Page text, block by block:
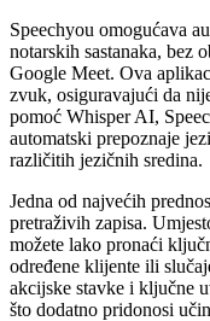
Speechyou omogućava
notarskih sastanaka, bez
Google Meet. Ova
zvuk, osiguravajući da
pomoć Whisper AI,
automatski prepoznaje
različitih jezičnih sredina.
Jedna od najvećih
pretraživih zapisa.
možete lako pronaći
određene klijente ili
akcijske stavke i ključne
što dodatno pridonosi